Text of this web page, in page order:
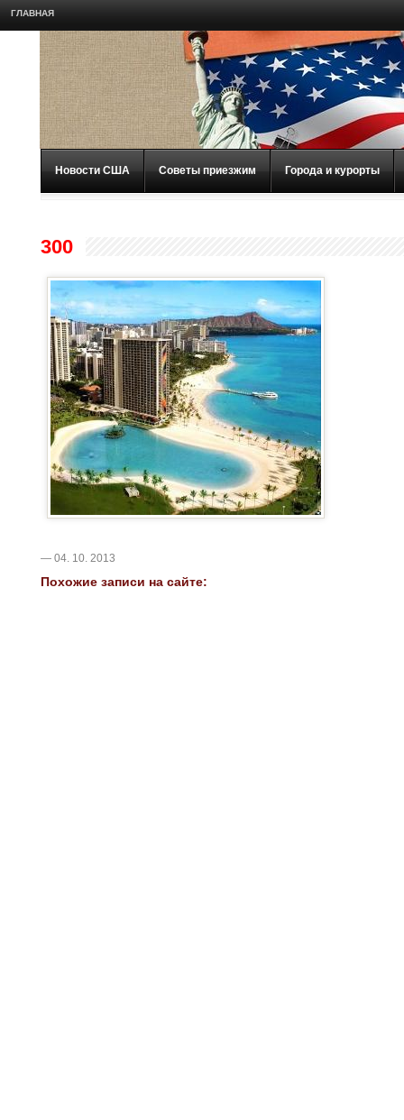
ГЛАВНАЯ
Новости США Советы приезжим Города и курорты
300
— 04. 10. 2013
Похожие записи на сайте: